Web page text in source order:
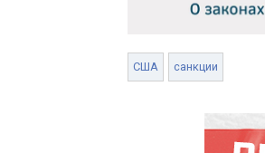
США санкции